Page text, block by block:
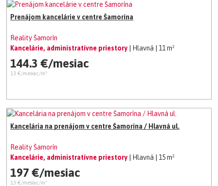
Prenájom kancelárie v centre Šamorína
Reality Šamorín
Kancelárie, administratívne priestory
| Hlavná | 11 m²
144.3 €/mesiac
13 €/mesiac/m²
Kancelária na prenájom v centre Šamorína / Hlavná ul.
Reality Šamorín
Kancelárie, administratívne priestory
| Hlavná | 15 m²
197 €/mesiac
13 €/mesiac/m²